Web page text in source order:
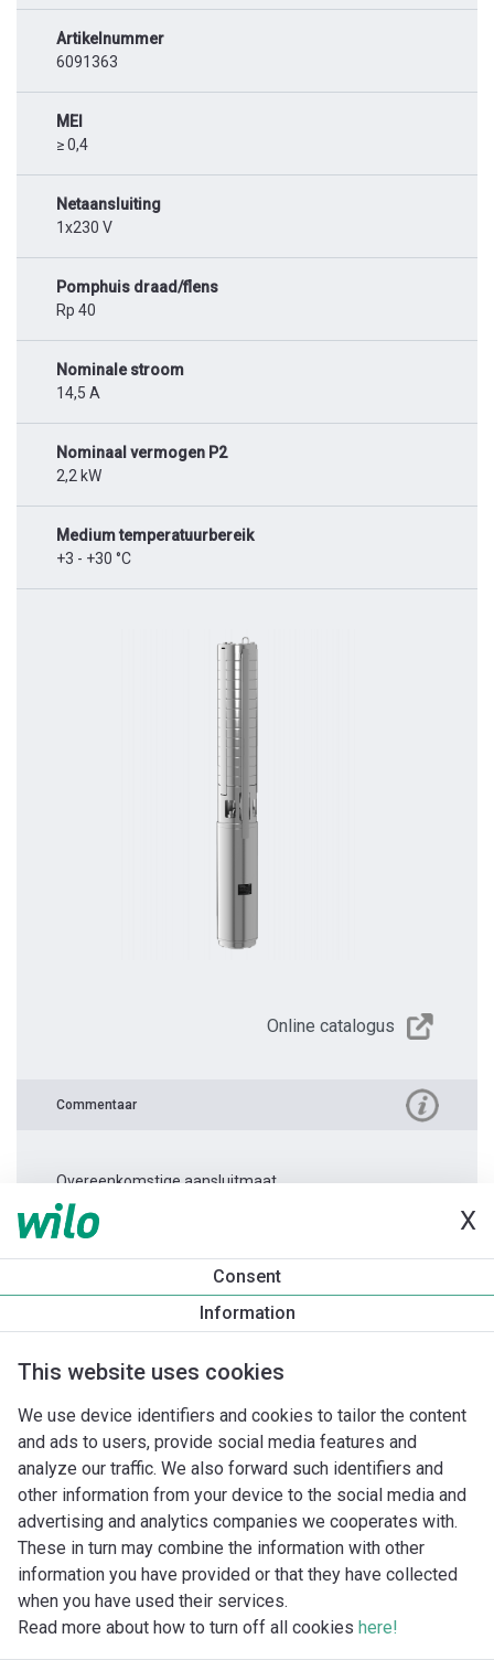
X
Consent
Information
This website uses cookies
We use device identifiers and cookies to tailor the content
and ads to users, provide social media features and
analyze our traffic. We also forward such identifiers and
other information from your device to the social media and
advertising and analytics companies we cooperates with.
These in turn may combine the information with other
information you have provided or that they have collected
when you have used their services.
Read more about how to turn off all cookies here!
Artikelnummer
6091363
MEI
≥ 0,4
Netaansluiting
1x230 V
Pomphuis draad/flens
Rp 40
Nominale stroom
14,5 A
Nominaal vermogen P2
2,2 kW
Medium temperatuurbereik
+3 - +30 °C
Online catalogus
Commentaar
Overeenkomstige aansluitmaat.
Productinformatie
Imprint